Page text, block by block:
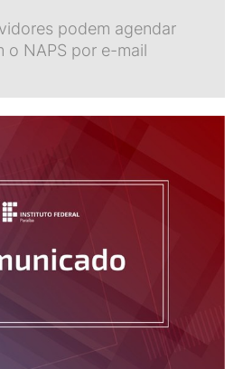
podem agendar
o NAPS por e-mail